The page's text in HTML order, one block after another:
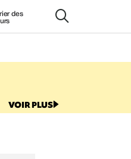
des
VOIR PLUS